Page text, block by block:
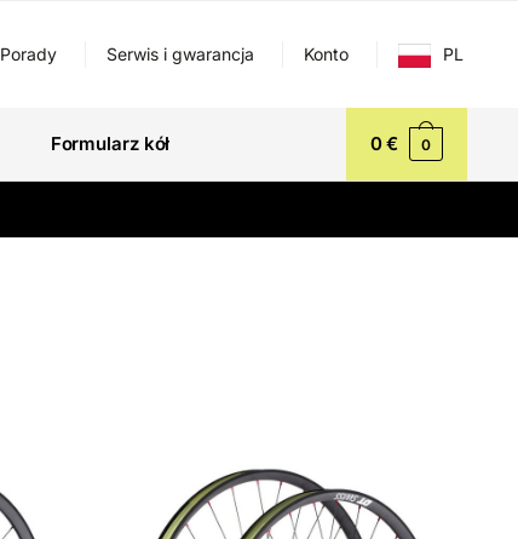
Porady Serwis i gwarancja Konto PL
Formularz kół 0€ 0